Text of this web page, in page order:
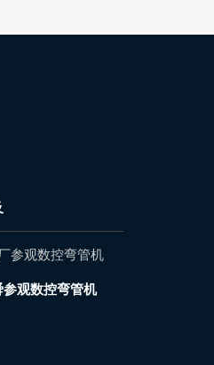
参观数控弯管机
观数控弯管机